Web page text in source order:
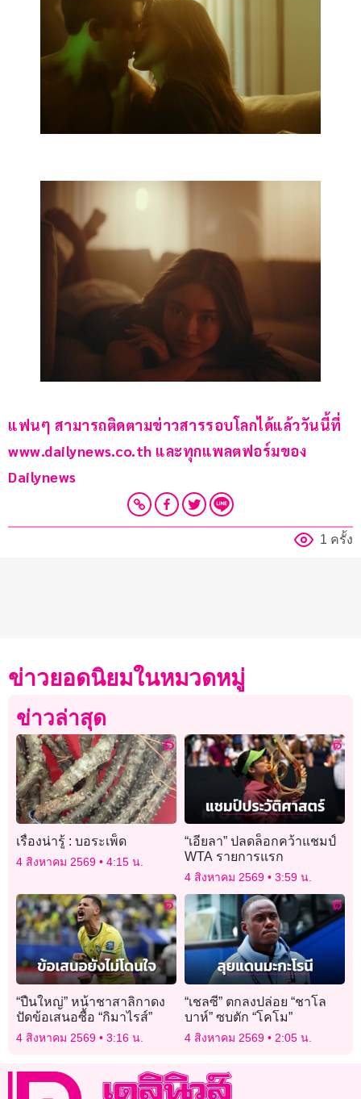
แฟนๆ สามารถติดตามข่าวสารรอบโลกได้แล้ววันนี้ที่
www.dailynews.co.th และทุกแพลตฟอร์มของ
Dailynews
1 ครั้ง
ข่าวยอดนิยมในหมวดหมู่
ข่าวล่าสุด
เรื่องน่ารู้ : บอระเพ็ด
4 สิงหาคม 2569 4:15 น.
“เอียลา” ปลดล็อกคว้าแชมป์
WTA รายการแรก
4 สิงหาคม 2569 3:59 น.
“ปืนใหญ่” หน้าชาสาลิกาดง
ปัดข้อเสนอซื้อ “กิมาไรส์”
4 สิงหาคม 2569 3:16 น.
“เชลซี” ตกลงปล่อย “ชาโล
บาห์” ซบตัก “โคโม”
4 สิงหาคม 2569 2:05 น.